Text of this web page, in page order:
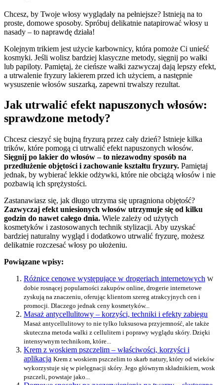
Chcesz, by Twoje włosy wyglądały na pełniejsze? Istnieją na to
proste, domowe sposoby. Spróbuj delikatnie natapirować włosy u
nasady – to naprawdę działa!
Kolejnym trikiem jest użycie karbownicy, która pomoże Ci unieść
kosmyki. Jeśli wolisz bardziej klasyczne metody, sięgnij po wałki
lub papiloty. Pamiętaj, że cieńsze wałki zazwyczaj dają lepszy efekt,
a utrwalenie fryzury lakierem przed ich użyciem, a następnie
wysuszenie włosów suszarką, zapewni trwalszy rezultat.
Jak utrwalić efekt napuszonych włosów:
sprawdzone metody?
Chcesz cieszyć się bujną fryzurą przez cały dzień? Istnieje kilka
trików, które pomogą ci utrwalić efekt napuszonych włosów.
Sięgnij po lakier do włosów – to niezawodny sposób na
przedłużenie objętości i zachowanie kształtu fryzury. Pamiętaj
jednak, by wybierać lekkie odżywki, które nie obciążą włosów i nie
pozbawią ich sprężystości.
Zastanawiasz się, jak długo utrzyma się upragniona objętość?
Zazwyczaj efekt uniesionych włosów utrzymuje się od kilku
godzin do nawet całego dnia. Wiele zależy od użytych
kosmetyków i zastosowanych technik stylizacji. Aby uzyskać
bardziej naturalny wygląd i dodatkowo utrwalić fryzurę, możesz
delikatnie rozczesać włosy po ułożeniu.
Powiązane wpisy:
Różnice cenowe występujące w drogeriach internetowych W
dobie rosnącej popularności zakupów online, drogerie internetowe
zyskują na znaczeniu, oferując klientom szereg atrakcyjnych cen i
promocji. Dlaczego jednak ceny kosmetyków...
Masaż antycellulitowy – korzyści, techniki i efekty zabiegu
Masaż antycellulitowy to nie tylko luksusowa przyjemność, ale także
skuteczna metoda walki z cellulitem i poprawy wyglądu skóry. Dzięki
intensywnym technikom, które...
Krem z woskiem pszczelim – właściwości, korzyści i
aplikacja Krem z woskiem pszczelim to skarb natury, który od wieków
wykorzystuje się w pielęgnacji skóry. Jego głównym składnikiem, wosk
pszczeli, powstaje jako...